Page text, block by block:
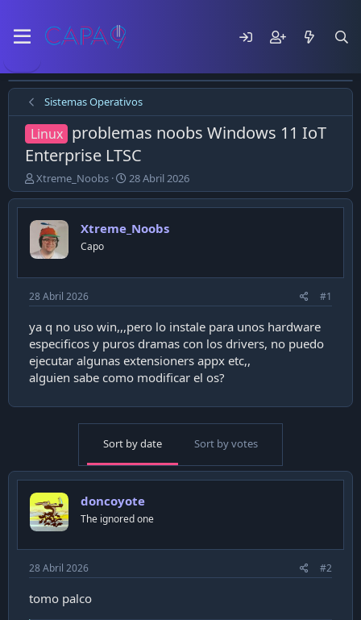
Sistemas Operativos
Linux problemas noobs Windows 11 IoT
Enterprise LTSC
E
m
p
e
z
ó
l
t
e
m
Xtreme_Noobs
F
e
c
a
p
b
l
i
c
a
c
ó
n
28 Abril 2026
Xtreme_Noobs
Capo
28 Abril 2026 #1
ya q no uso win,,,pero lo instale para unos hardware
especificos y puros dramas con los drivers, no puedo
ejecutar algunas extensioners appx etc,,
alguien sabe como modificar el os?
Sort by date Sort by votes
doncoyote
The ignored one
28 Abril 2026 #2
tomo palco